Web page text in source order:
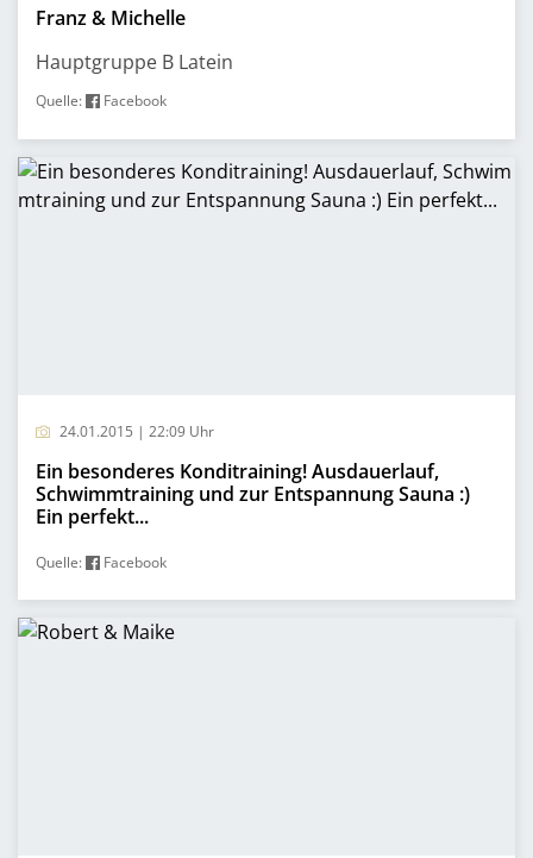
Franz & Michelle
Hauptgruppe B Latein
Quelle: Facebook
24.01.2015 | 22:09 Uhr
Ein besonderes Konditraining! Ausdauerlauf,
Schwimmtraining und zur Entspannung Sauna :)
Ein perfekt...
Quelle: Facebook